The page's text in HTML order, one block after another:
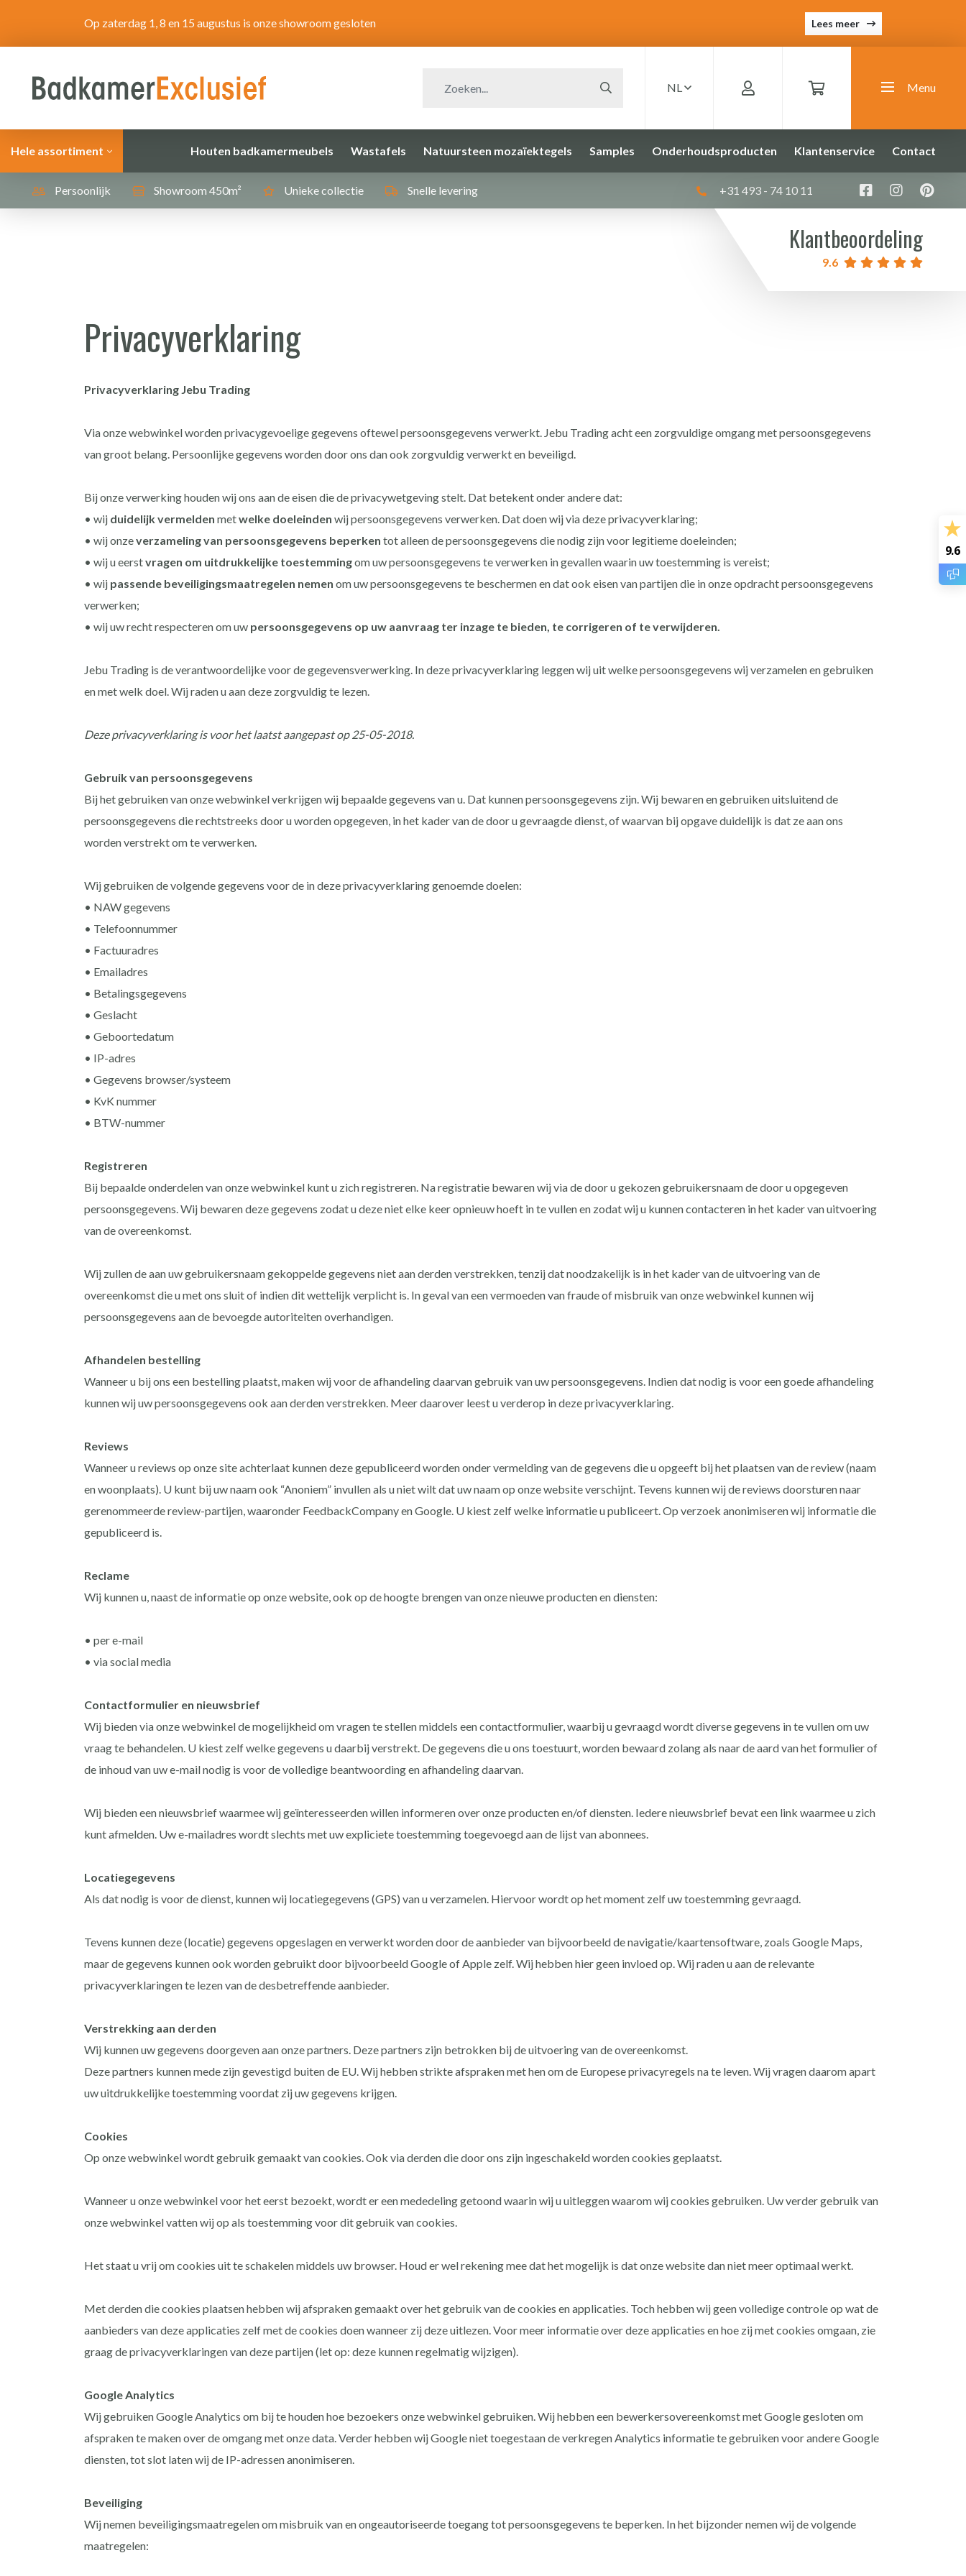
Op zaterdag 1, 8 en 15 augustus is onze showroom gesloten Lees meer
NL Menu
Hele assortiment Houten badkamermeubels Wastafels Natuursteen mozaïektegels Samples Onderhoudsproducten Klantenservice Contact
Persoonlijk Showroom 450m² Unieke collectie Snelle levering +31 493 - 74 10 11
Klantbeoordeling
9.6
Privacyverklaring
Privacyverklaring Jebu Trading
Via onze webwinkel worden privacygevoelige gegevens oftewel persoonsgegevens verwerkt. Jebu Trading acht een zorgvuldige omgang met persoonsgegevens
van groot belang. Persoonlijke gegevens worden door ons dan ook zorgvuldig verwerkt en beveiligd.
Bij onze verwerking houden wij ons aan de eisen die de privacywetgeving stelt. Dat betekent onder andere dat:
• wij duidelijk vermelden metwelke doeleinden wij persoonsgegevens verwerken. Dat doen wij via deze privacyverklaring;
• wij onzeverzameling van persoonsgegevens beperken tot alleen de persoonsgegevens die nodig zijn voor legitieme doeleinden;
• wij u eerstvragen om uitdrukkelijke toestemmingom uw persoonsgegevens te verwerken in gevallen waarin uw toestemming is vereist;
• wij passende beveiligingsmaatregelen nemen om uw persoonsgegevens te beschermen en dat ook eisen van partijen die in onze opdracht persoonsgegevens
verwerken;
• wij uw recht respecteren om uw persoonsgegevens op uw aanvraag ter inzage te bieden, te corrigeren of te verwijderen.
Jebu Trading is de verantwoordelijke voor de gegevensverwerking. In deze privacyverklaring leggen wij uit welke persoonsgegevens wij verzamelen en gebruiken
en met welk doel. Wij raden u aan deze zorgvuldig te lezen.
Deze privacyverklaring is voor het laatst aangepast op 25-05-2018.
Gebruik van persoonsgegevens
Bij het gebruiken van onze webwinkel verkrijgen wij bepaalde gegevens van u. Dat kunnen persoonsgegevens zijn. Wij bewaren en gebruiken uitsluitend de
persoonsgegevens die rechtstreeks door u worden opgegeven, in het kader van de door u gevraagde dienst, of waarvan bij opgave duidelijk is dat ze aan ons
worden verstrekt om te verwerken.
Wij gebruiken de volgende gegevens voor de in deze privacyverklaring genoemde doelen:
• NAW gegevens
• Telefoonnummer
• Factuuradres
• Emailadres
• Betalingsgegevens
• Geslacht
• Geboortedatum
• IP-adres
• Gegevens browser/systeem
• KvK nummer
• BTW-nummer
Registreren
Bij bepaalde onderdelen van onze webwinkel kunt u zich registreren. Na registratie bewaren wij via de door u gekozen gebruikersnaam de door u opgegeven
persoonsgegevens. Wij bewaren deze gegevens zodat u deze niet elke keer opnieuw hoeft in te vullen en zodat wij u kunnen contacteren in het kader van uitvoering
van de overeenkomst.
Wij zullen de aan uw gebruikersnaam gekoppelde gegevens niet aan derden verstrekken, tenzij dat noodzakelijk is in het kader van de uitvoering van de
overeenkomst die u met ons sluit of indien dit wettelijk verplicht is. In geval van een vermoeden van fraude of misbruik van onze webwinkel kunnen wij
persoonsgegevens aan de bevoegde autoriteiten overhandigen.
Afhandelen bestelling
Wanneer u bij ons een bestelling plaatst, maken wij voor de afhandeling daarvan gebruik van uw persoonsgegevens. Indien dat nodig is voor een goede afhandeling
kunnen wij uw persoonsgegevens ook aan derden verstrekken. Meer daarover leest u verderop in deze privacyverklaring.
Reviews
Wanneer u reviews op onze site achterlaat kunnen deze gepubliceerd worden onder vermelding van de gegevens die u opgeeft bij het plaatsen van de review (naam
en woonplaats). U kunt bij uw naam ook “Anoniem” invullen als u niet wilt dat uw naam op onze website verschijnt. Tevens kunnen wij de reviews doorsturen naar
gerenommeerde review-partijen, waaronder FeedbackCompany en Google. U kiest zelf welke informatie u publiceert. Op verzoek anonimiseren wij informatie die
gepubliceerd is.
Reclame
Wij kunnen u, naast de informatie op onze website, ook op de hoogte brengen van onze nieuwe producten en diensten:
• per e-mail
• via social media
Contactformulier en nieuwsbrief
Wij bieden via onze webwinkel de mogelijkheid om vragen te stellen middels een contactformulier, waarbij u gevraagd wordt diverse gegevens in te vullen om uw
vraag te behandelen. U kiest zelf welke gegevens u daarbij verstrekt. De gegevens die u ons toestuurt, worden bewaard zolang als naar de aard van het formulier of
de inhoud van uw e-mail nodig is voor de volledige beantwoording en afhandeling daarvan.
Wij bieden een nieuwsbrief waarmee wij geïnteresseerden willen informeren over onze producten en/of diensten. Iedere nieuwsbrief bevat een link waarmee u zich
kunt afmelden. Uw e-mailadres wordt slechts met uw expliciete toestemming toegevoegd aan de lijst van abonnees.
Locatiegegevens
Als dat nodig is voor de dienst, kunnen wij locatiegegevens (GPS) van u verzamelen. Hiervoor wordt op het moment zelf uw toestemming gevraagd.
Tevens kunnen deze (locatie) gegevens opgeslagen en verwerkt worden door de aanbieder van bijvoorbeeld de navigatie/kaartensoftware, zoals Google Maps,
maar de gegevens kunnen ook worden gebruikt door bijvoorbeeld Google of Apple zelf. Wij hebben hier geen invloed op. Wij raden u aan de relevante
privacyverklaringen te lezen van de desbetreffende aanbieder.
Verstrekking aan derden
Wij kunnen uw gegevens doorgeven aan onze partners. Deze partners zijn betrokken bij de uitvoering van de overeenkomst.
Deze partners kunnen mede zijn gevestigd buiten de EU. Wij hebben strikte afspraken met hen om de Europese privacyregels na te leven. Wij vragen daarom apart
uw uitdrukkelijke toestemming voordat zij uw gegevens krijgen.
Cookies
Op onze webwinkel wordt gebruik gemaakt van cookies. Ook via derden die door ons zijn ingeschakeld worden cookies geplaatst.
Wanneer u onze webwinkel voor het eerst bezoekt, wordt er een mededeling getoond waarin wij u uitleggen waarom wij cookies gebruiken. Uw verder gebruik van
onze webwinkel vatten wij op als toestemming voor dit gebruik van cookies.
Het staat u vrij om cookies uit te schakelen middels uw browser. Houd er wel rekening mee dat het mogelijk is dat onze website dan niet meer optimaal werkt.
Met derden die cookies plaatsen hebben wij afspraken gemaakt over het gebruik van de cookies en applicaties. Toch hebben wij geen volledige controle op wat de
aanbieders van deze applicaties zelf met de cookies doen wanneer zij deze uitlezen. Voor meer informatie over deze applicaties en hoe zij met cookies omgaan, zie
graag de privacyverklaringen van deze partijen (let op: deze kunnen regelmatig wijzigen).
Google Analytics
Wij gebruiken Google Analytics om bij te houden hoe bezoekers onze webwinkel gebruiken. Wij hebben een bewerkersovereenkomst met Google gesloten om
afspraken te maken over de omgang met onze data. Verder hebben wij Google niet toegestaan de verkregen Analytics informatie te gebruiken voor andere Google
diensten, tot slot laten wij de IP-adressen anonimiseren.
Beveiliging
Wij nemen beveiligingsmaatregelen om misbruik van en ongeautoriseerde toegang tot persoonsgegevens te beperken. In het bijzonder nemen wij de volgende
maatregelen:
9.6